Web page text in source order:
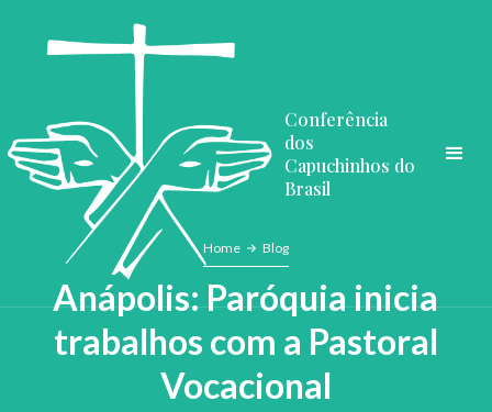
Conferência
dos
Capuchinhos do
Brasil
Home Blog
Anápolis: Paróquia inicia
trabalhos com a Pastoral
Vocacional